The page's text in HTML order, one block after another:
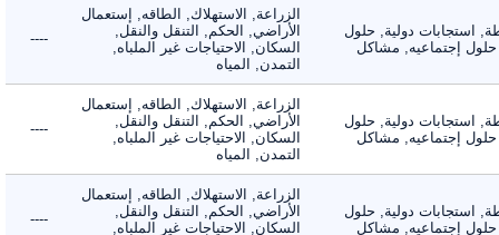
استجابات دولية, حلول
إجتماعيه, مشاكل
الزراعة, الاستهلاك, الطاقه, إستعمال
الأراضي, الحكم, التنقل والنقل,
السكان, الاحتياجات غير الملباه,
التمدن, المياه
----
استجابات دولية, حلول
إجتماعيه, مشاكل
الزراعة, الاستهلاك, الطاقه, إستعمال
الأراضي, الحكم, التنقل والنقل,
السكان, الاحتياجات غير الملباه,
التمدن, المياه
----
استجابات دولية, حلول
إجتماعيه, مشاكل
الزراعة, الاستهلاك, الطاقه, إستعمال
الأراضي, الحكم, التنقل والنقل,
السكان, الاحتياجات غير الملباه,
----